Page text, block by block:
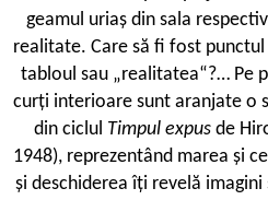
geamul uriaș din sala
realitate. Care să fi fost
tabloul sau „realitatea“?… Pe
curți interioare sunt aranjate o
din ciclul Timpul expus de
1948), reprezentând marea și
și deschiderea îți revelă